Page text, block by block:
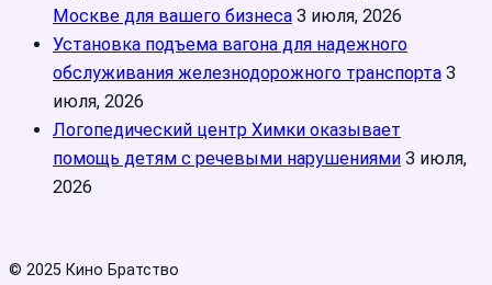
Москве для вашего бизнеса 3 июля, 2026
Установка подъема вагона для надежного
обслуживания железнодорожного транспорта 3
июля, 2026
Логопедический центр Химки оказывает
помощь детям с речевыми нарушениями 3 июля,
2026
© 2025 Кино Братство